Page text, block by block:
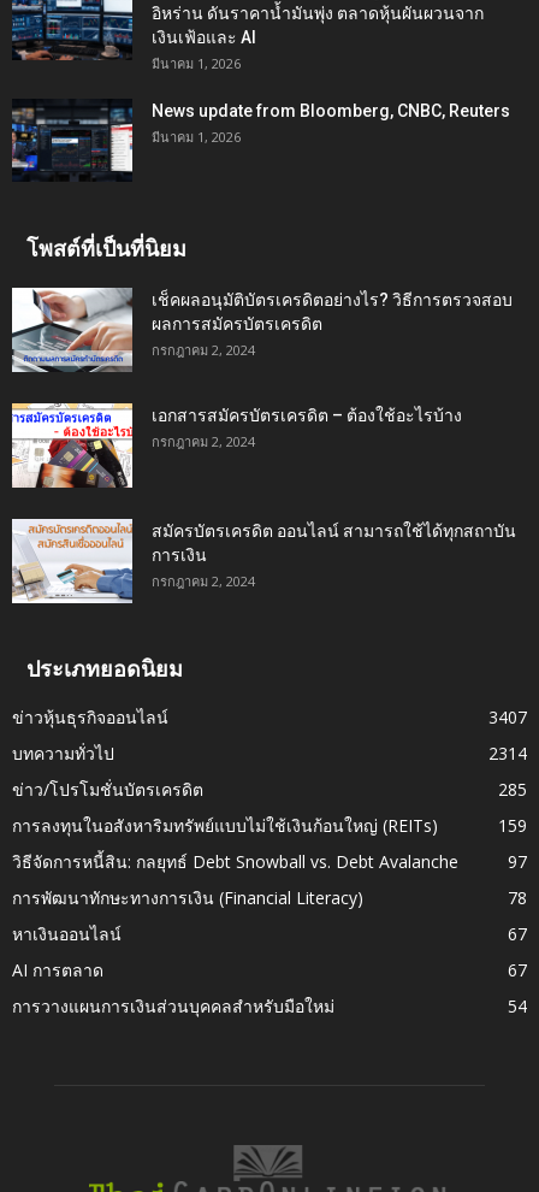
อิหร่าน ดันราคาน้ำมันพุ่ง ตลาดหุ้นผันผวนจาก
เงินเฟ้อและ AI
มีนาคม 1, 2026
News update from Bloomberg, CNBC, Reuters
มีนาคม 1, 2026
โพสต์ที่เป็นที่นิยม
เช็คผลอนุมัติบัตรเครดิตอย่างไร? วิธีการตรวจสอบ
ผลการสมัครบัตรเครดิต
กรกฎาคม 2, 2024
เอกสารสมัครบัตรเครดิต – ต้องใช้อะไรบ้าง
กรกฎาคม 2, 2024
สมัครบัตรเครดิต ออนไลน์ สามารถใช้ได้ทุกสถาบัน
การเงิน
กรกฎาคม 2, 2024
ประเภทยอดนิยม
ข่าวหุ้นธุรกิจออนไลน์
3407
บทความทั่วไป
2314
ข่าว/โปรโมชั่นบัตรเครดิต
285
การลงทุนในอสังหาริมทรัพย์แบบไม่ใช้เงินก้อนใหญ่ (REITs)
159
วิธีจัดการหนี้สิน: กลยุทธ์ Debt Snowball vs. Debt Avalanche
97
การพัฒนาทักษะทางการเงิน (Financial Literacy)
78
หาเงินออนไลน์
67
AI การตลาด
67
การวางแผนการเงินส่วนบุคคลสำหรับมือใหม่
54